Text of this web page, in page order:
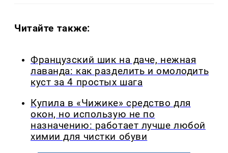
Читайте также:
Французский шик на даче, нежная
лаванда: как разделить и омолодить
куст за 4 простых шага
Купила в «Чижике» средство для
окон, но использую не по
назначению: работает лучше любой
химии для чистки обуви